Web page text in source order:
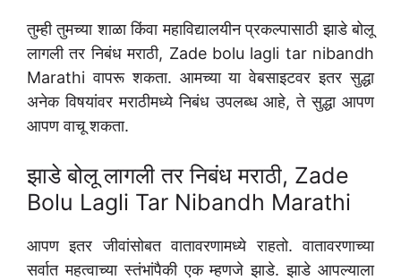
तुम्ही तुमच्या शाळा किंवा महाविद्यालयीन प्रकल्पासाठी झाडे बोलू
लागली तर निबंध मराठी, Zade bolu lagli tar nibandh
Marathi वापरू शकता. आमच्या या वेबसाइटवर इतर सुद्धा
अनेक विषयांवर मराठीमध्ये निबंध उपलब्ध आहे, ते सुद्धा आपण
आपण वाचू शकता.
झाडे बोलू लागली तर निबंध मराठी, Zade
Bolu Lagli Tar Nibandh Marathi
आपण इतर जीवांसोबत वातावरणामध्ये राहतो. वातावरणाच्या
सर्वात महत्वाच्या स्तंभांपैकी एक म्हणजे झाडे. झाडे आपल्याला